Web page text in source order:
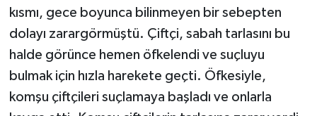
kısmı, gece boyunca bilinmeyen bir sebepten
dolayı zarargörmüştü. Çiftçi, sabah tarlasını bu
halde görünce hemen öfkelendi ve suçluyu
bulmak için hızla harekete geçti. Öfkesiyle,
komşu çiftçileri suçlamaya başladı ve onlarla